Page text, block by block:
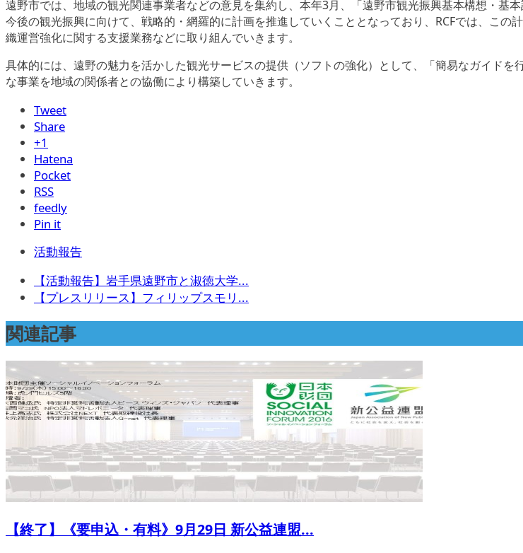
遠野市では、地域の観光関連事業者などの意見を集約し、本年3月、「遠野市観光振興基本構想・基本
今後の観光振興に向けて、戦略的・網羅的に計画を推進していくこととなっており、RCFでは、こ
織運営強化に関する支援業務などに取り組んでいきます。
具体的には、遠野の魅力を活かした観光サービスの提供（ソフトの強化）として、「簡易なガイド
な事業を地域の関係者との協働により構築していきます。
Tweet
Share
+1
Hatena
Pocket
RSS
feedly
Pin it
活動報告
【活動報告】岩手県遠野市と淑徳大学...
【プレスリリース】フィリップスモリ...
関連記事
【終了】《要申込・有料》9月29日 新公益連盟...